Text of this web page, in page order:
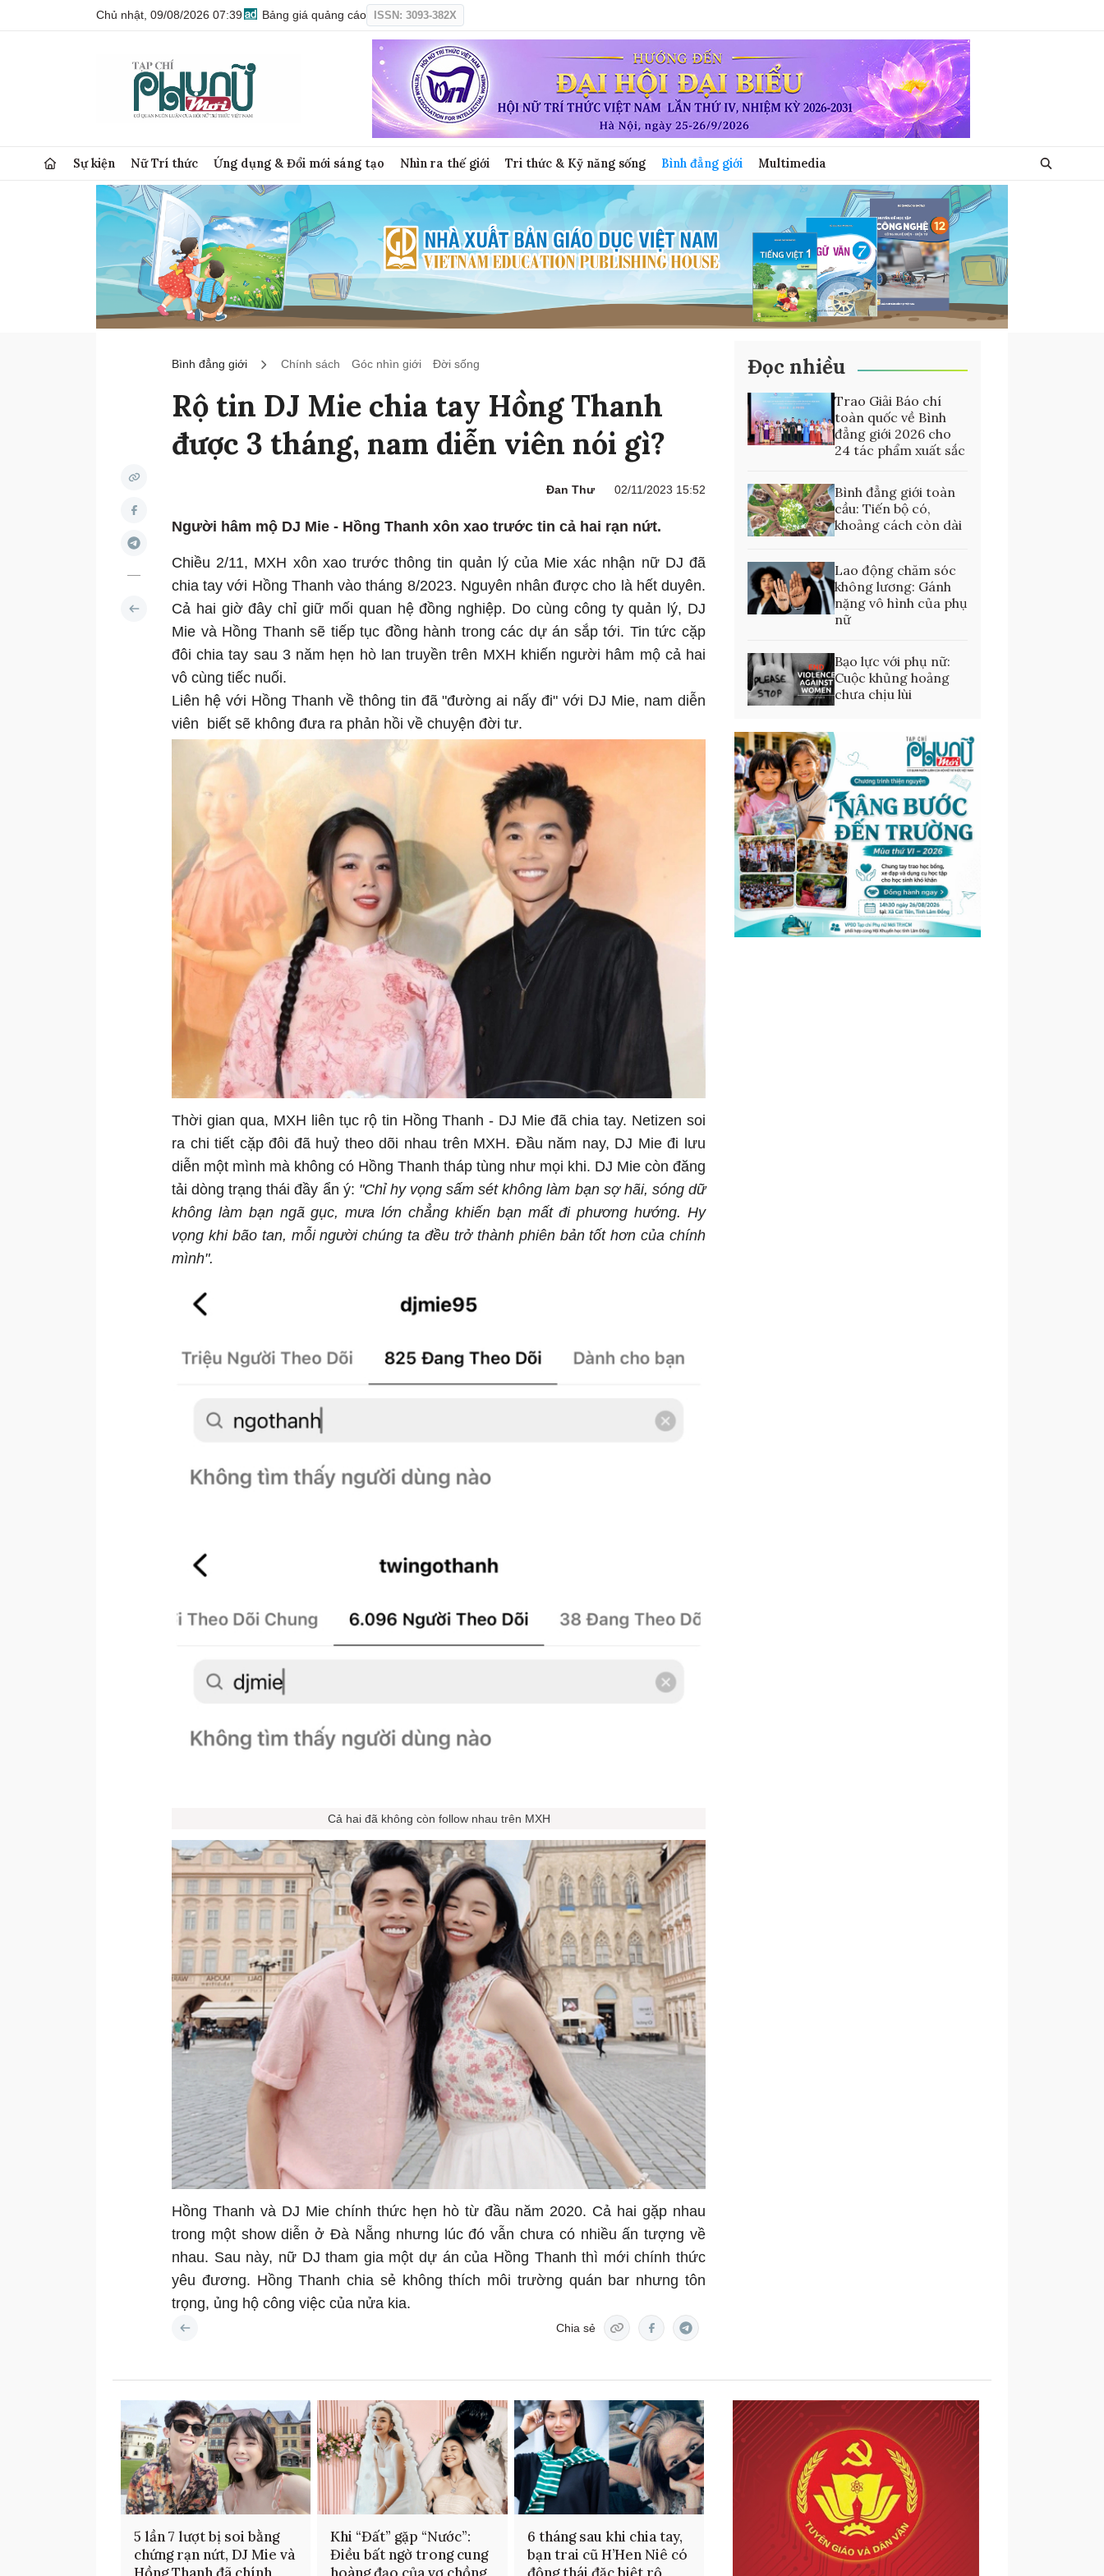
Chủ nhật, 09/08/2026 07:39 Bảng giá quảng cáo ISSN: 3093-382X
Sự kiện Nữ Trí thức Ứng dụng & Đổi mới sáng tạo Nhìn ra thế giới Tri thức & Kỹ năng sống Bình đẳng giới Multimedia
Bình đẳng giới Chính sách Góc nhìn giới Đời sống
Rộ tin DJ Mie chia tay Hồng Thanh
được 3 tháng, nam diễn viên nói gì?
Đan Thư 02/11/2023 15:52
Người hâm mộ DJ Mie - Hồng Thanh xôn xao trước tin cả hai rạn nứt.
Chiều 2/11, MXH xôn xao trước thông tin quản lý của Mie xác nhận nữ DJ đã
chia tay với Hồng Thanh vào tháng 8/2023. Nguyên nhân được cho là hết duyên.
Cả hai giờ đây chỉ giữ mối quan hệ đồng nghiệp. Do cùng công ty quản lý, DJ
Mie và Hồng Thanh sẽ tiếp tục đồng hành trong các dự án sắp tới. Tin tức cặp
đôi chia tay sau 3 năm hẹn hò lan truyền trên MXH khiến người hâm mộ cả hai
vô cùng tiếc nuối.
Liên hệ với Hồng Thanh về thông tin đã "đường ai nấy đi" với DJ Mie, nam diễn
viên biết sẽ không đưa ra phản hồi về chuyện đời tư.
Thời gian qua, MXH liên tục rộ tin Hồng Thanh - DJ Mie đã chia tay. Netizen soi
ra chi tiết cặp đôi đã huỷ theo dõi nhau trên MXH. Đầu năm nay, DJ Mie đi lưu
diễn một mình mà không có Hồng Thanh tháp tùng như mọi khi. DJ Mie còn đăng
tải dòng trạng thái đầy ẩn ý: "Chỉ hy vọng sấm sét không làm bạn sợ hãi, sóng dữ
không làm bạn ngã gục, mưa lớn chẳng khiến bạn mất đi phương hướng. Hy
vọng khi bão tan, mỗi người chúng ta đều trở thành phiên bản tốt hơn của chính
mình".
Cả hai đã không còn follow nhau trên MXH
Hồng Thanh và DJ Mie chính thức hẹn hò từ đầu năm 2020. Cả hai gặp nhau
trong một show diễn ở Đà Nẵng nhưng lúc đó vẫn chưa có nhiều ấn tượng về
nhau. Sau này, nữ DJ tham gia một dự án của Hồng Thanh thì mới chính thức
yêu đương. Hồng Thanh chia sẻ không thích môi trường quán bar nhưng tôn
trọng, ủng hộ công việc của nửa kia.
Chia sẻ
Đọc nhiều
Trao Giải Báo chí
toàn quốc về Bình
đẳng giới 2026 cho
24 tác phẩm xuất sắc
Bình đẳng giới toàn
cầu: Tiến bộ có,
khoảng cách còn dài
Lao động chăm sóc
không lương: Gánh
nặng vô hình của phụ
nữ
Bạo lực với phụ nữ:
Cuộc khủng hoảng
chưa chịu lùi
5 lần 7 lượt bị soi bằng
chứng rạn nứt, DJ Mie và
Khi “Đất” gặp “Nước”:
Điều bất ngờ trong cung
6 tháng sau khi chia tay,
bạn trai cũ H’Hen Niê có